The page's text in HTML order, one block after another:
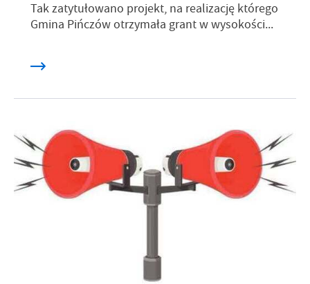
Tak zatytułowano projekt, na realizację którego
Gmina Pińczów otrzymała grant w wysokości...